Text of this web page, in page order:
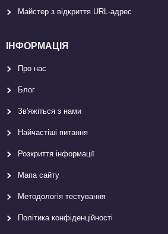
Майстер з відкриття URL-aдрес
ІНФОРМАЦІЯ
Про нас
Блог
Зв'яжіться з нами
Найчастіші питання
Розкриття інформації
Мапа сайту
Методологія тестування
Політика конфіденційності